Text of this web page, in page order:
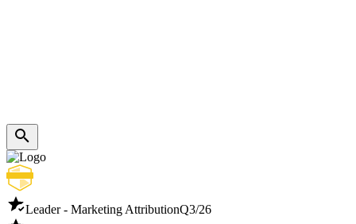
Leader - Marketing AttributionQ3/26